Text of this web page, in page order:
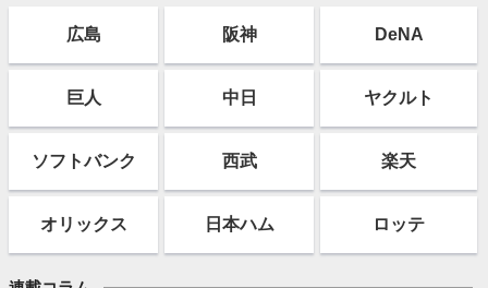
広島 阪神 DeNA
巨人 中日 ヤクルト
ソフトバンク 西武 楽天
オリックス 日本ハム ロッテ